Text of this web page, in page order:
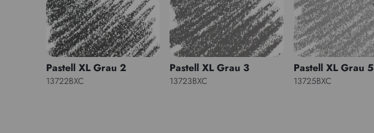
Pastell XL Grau 2
13722BXC
Pastell XL Grau 3
13723BXC
Pastell XL Grau 5
13725BXC